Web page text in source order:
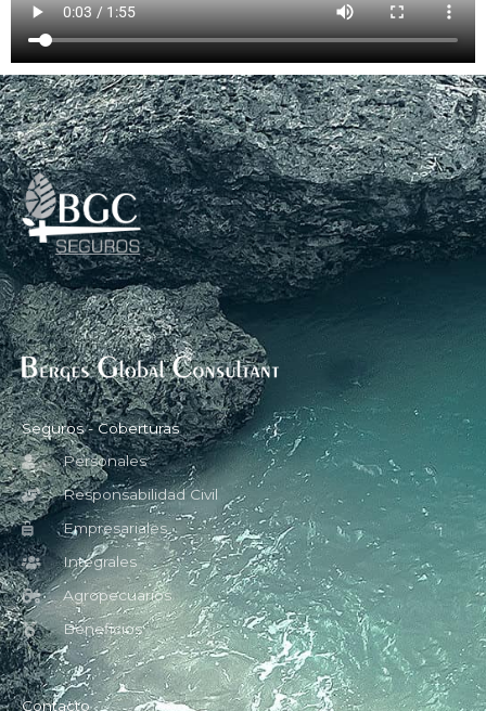
Seguros - Coberturas
Personales
Responsabilidad Civil
Empresariales
Integrales
Agropecuarios
Beneficios
Contacto